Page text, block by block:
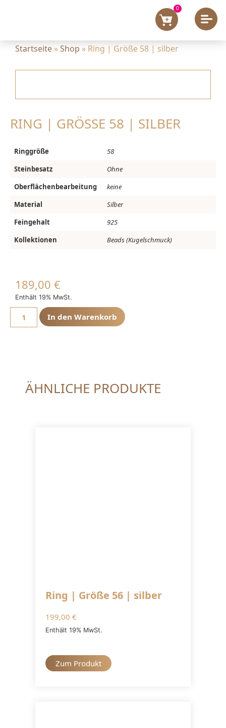
0
Startseite »Shop » Ring | Größe 58 | silber
RING | GRÖSSE 58 | SILBER
Ringgröße
58
Steinbesatz
Ohne
Oberflächenbearbeitung
keine
Material
Silber
Feingehalt
925
Kollektionen
Beads (Kugelschmuck)
189,00 €
Enthält 19% MwSt.
In den Warenkorb
ÄHNLICHE PRODUKTE
Ring | Größe 56 | silber
199,00 €
Enthält 19% MwSt.
Zum Produkt